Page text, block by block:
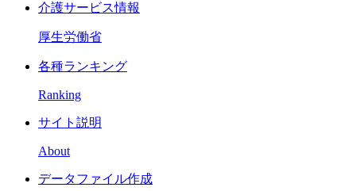
介護サービス情報
厚生労働省
各種ランキング
Ranking
サイト説明
About
データファイル作成